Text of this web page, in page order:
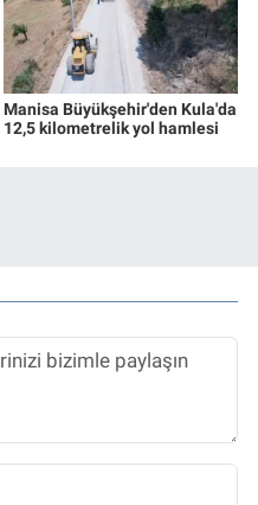
Manisa Büyükşehir'den Kula'da
12,5 kilometrelik yol hamlesi